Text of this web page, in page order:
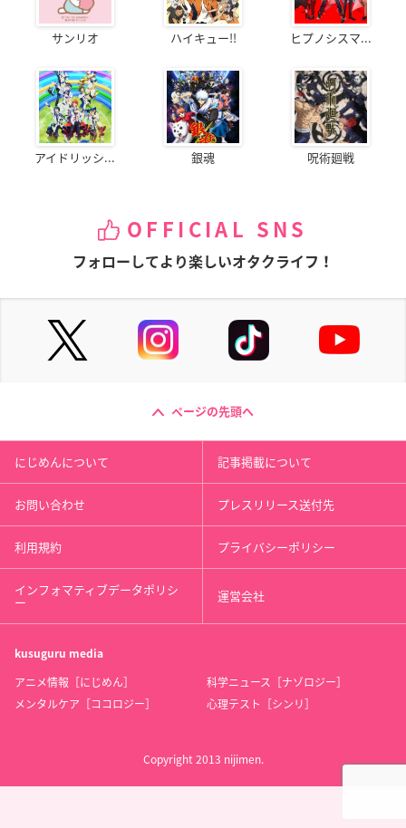
サンリオ ハイキュー!! ヒプノシスマ...
アイドリッシ... 銀魂 呪術廻戦
OFFICIAL SNS
フォローしてより楽しいオタクライフ！
ページの先頭へ
にじめんについて 記事掲載について
お問い合わせ プレスリリース送付先
利用規約 プライバシーポリシー
インフォマティブデータポリシ
ー 運営会社
kusuguru media
アニメ情報［にじめん］
科学ニュース［ナゾロジー］
メンタルケア［ココロジー］
心理テスト［シンリ］
Copyright 2013 nijimen.